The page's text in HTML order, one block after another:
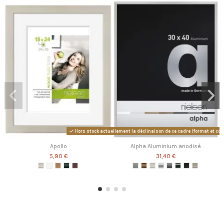
Apollo
5,90 €
Alpha Aluminium anodisé
31,40 €
Hors stock actuellement la déclinaison de ce cadre (format et